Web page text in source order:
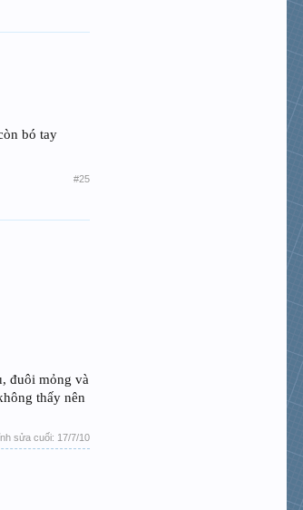
bó tay
#25
đuôi mỏng và
thấy nên
sửa cuối: 17/7/10